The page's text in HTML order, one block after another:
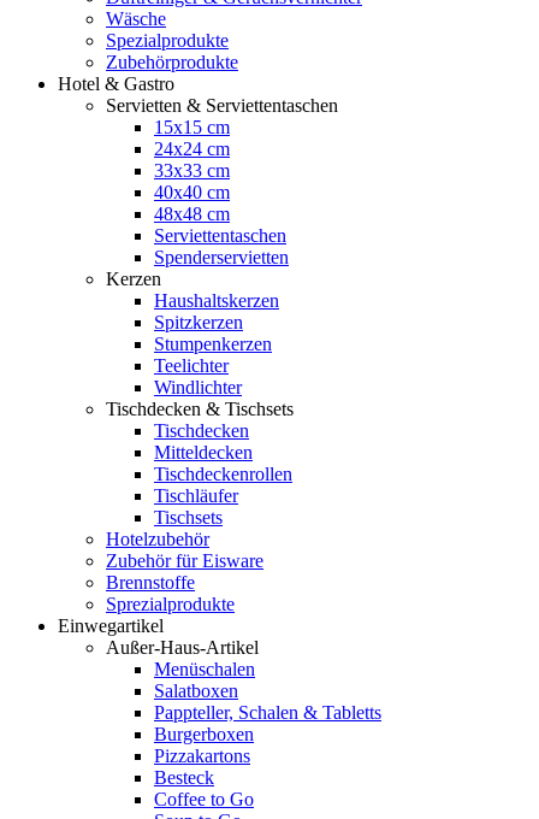
Wäsche
Spezialprodukte
Zubehörprodukte
Hotel & Gastro
Servietten & Serviettentaschen
15x15 cm
24x24 cm
33x33 cm
40x40 cm
48x48 cm
Serviettentaschen
Spenderservietten
Kerzen
Haushaltskerzen
Spitzkerzen
Stumpenkerzen
Teelichter
Windlichter
Tischdecken & Tischsets
Tischdecken
Mitteldecken
Tischdeckenrollen
Tischläufer
Tischsets
Hotelzubehör
Zubehör für Eisware
Brennstoffe
Sprezialprodukte
Einwegartikel
Außer-Haus-Artikel
Menüschalen
Salatboxen
Pappteller, Schalen & Tabletts
Burgerboxen
Pizzakartons
Besteck
Coffee to Go